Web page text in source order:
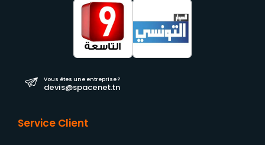
Vous êtes une entreprise ?
devis@spacenet.tn
Service Client